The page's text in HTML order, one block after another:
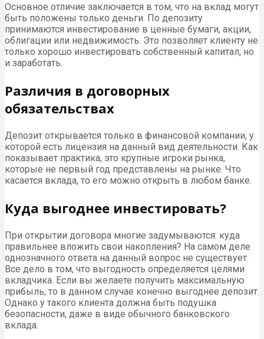
Основное отличие заключается в том, что на вклад могут
быть положены только деньги. По депозиту
принимаются инвестирование в ценные бумаги, акции,
облигации или недвижимость. Это позволяет клиенту не
только хорошо инвестировать собственный капитал, но
и заработать.
Различия в договорных
обязательствах
Депозит открывается только в финансовой компании, у
которой есть лицензия на данный вид деятельности. Как
показывает практика, это крупные игроки рынка,
которые не первый год представлены на рынке. Что
касается вклада, то его можно открыть в любом банке.
Куда выгоднее инвестировать?
При открытии договора многие задумываются: куда
правильнее вложить свои накопления? На самом деле
однозначного ответа на данный вопрос не существует.
Все дело в том, что выгодность определяется целями
вкладчика. Если вы желаете получить максимальную
прибыль, то в данном случае конечно выгоднее депозит.
Однако у такого клиента должна быть подушка
безопасности, даже в виде обычного банковского
вклада.